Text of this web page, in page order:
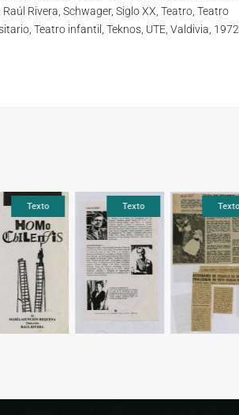
Raúl Rivera, Schwager, Siglo XX, Teatro, Teatro
Teatro infantil, Teknos, UTE, Valdivia, 1972
Texto Texto Texto